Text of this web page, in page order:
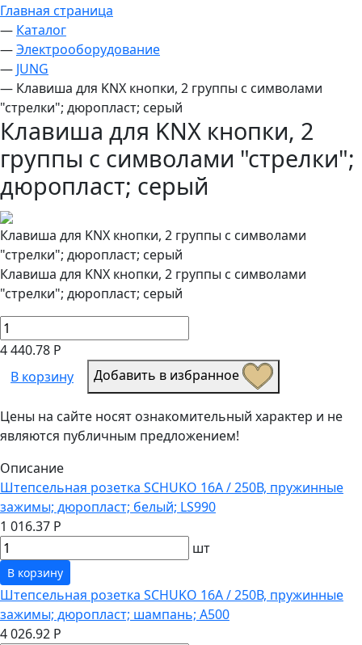
Главная страница
— Каталог
—Электрооборудование
— JUNG
— Клавиша для KNX кнопки, 2 группы с символами
"стрелки"; дюропласт; серый
Клавиша для KNX кнопки, 2
группы с символами "стрелки";
дюропласт; серый
Клавиша для KNX кнопки, 2 группы с символами
"стрелки"; дюропласт; серый
Клавиша для KNX кнопки, 2 группы с символами
"стрелки"; дюропласт; серый
4 440.78 Р
В корзину
Добавить в избранное
Цены на сайте носят ознакомительный характер и не
являются публичным предложением!
Описание
Штепсельная розетка SCHUKO 16А / 250В, пружинные
зажимы; дюропласт; белый; LS990
1 016.37 Р
шт
В корзину
Штепсельная розетка SCHUKO 16А / 250В, пружинные
зажимы; дюропласт; шампань; A500
4 026.92 Р